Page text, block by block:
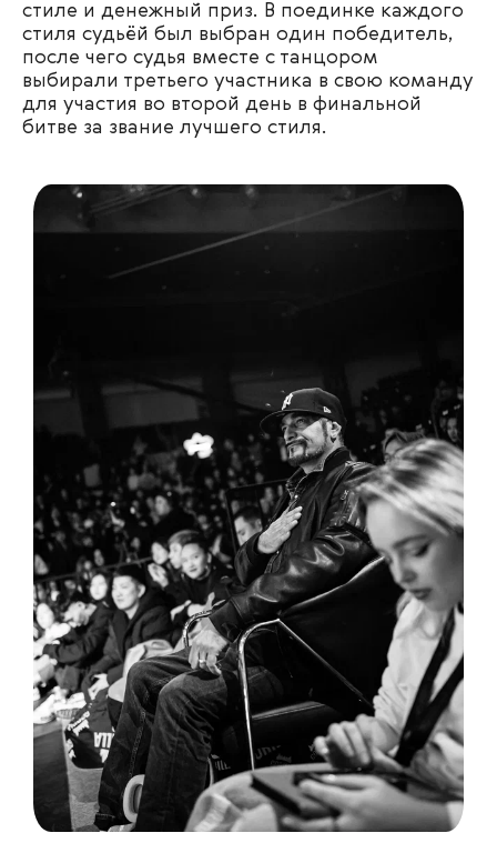
стиле и денежный приз. В поединке каждого
стиля судьёй был выбран один победитель,
после чего судья вместе с танцором
выбирали третьего участника в свою команду
для участия во второй день в финальной
битве за звание лучшего стиля.